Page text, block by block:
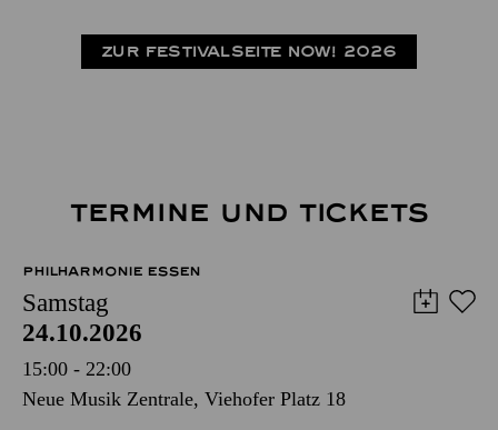
ZUR FESTIVALSEITE NOW! 2026
TERMINE UND TICKETS
PHILHARMONIE ESSEN
Samstag
24.10.2026
15:00 - 22:00
Neue Musik Zentrale, Viehofer Platz 18